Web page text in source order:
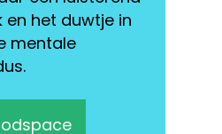
en het duwtje in
mentale